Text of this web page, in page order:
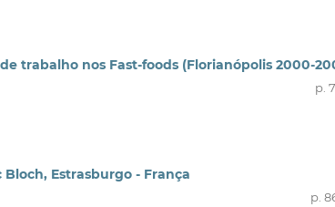
trabalho nos Fast-foods (Florianópolis 2000-
p.
Estrasburgo - França
p.